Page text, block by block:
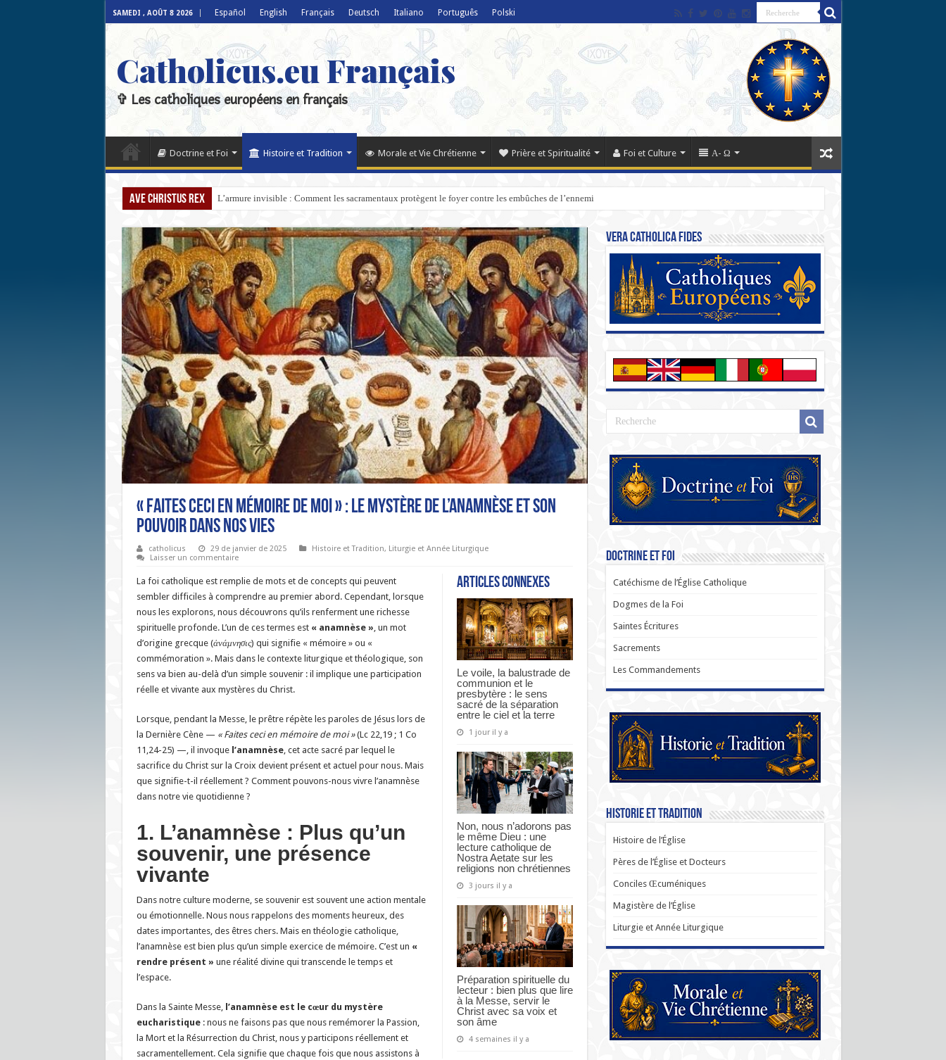
SAMEDI , AOÛT 8 2026 Español English Français Deutsch Italiano Português Polski
Catholicus.eu Français
✞ Les catholiques européens en français
Doctrine et Foi Histoire et Tradition Morale et Vie Chrétienne Prière et Spiritualité Foi et Culture Α- Ω
Ave Christus Rex L’armure invisible : Comment les sacramentaux protègent le foyer contre les embûches de l’ennemi
« Faites ceci en mémoire de moi » : Le mystère de l’anamnèse et son
pouvoir dans nos vies
catholicus 29 de janvier de 2025 Histoire et Tradition, Liturgie et Année Liturgique
Laisser un commentaire
Articles connexes
Le voile, la balustrade de
communion et le
presbytère : le sens
sacré de la séparation
entre le ciel et la terre
1 jour il y a
Non, nous n’adorons pas
le même Dieu : une
lecture catholique de
Nostra Aetate sur les
religions non chrétiennes
3 jours il y a
Préparation spirituelle du
lecteur : bien plus que lire
à la Messe, servir le
Christ avec sa voix et
son âme
4 semaines il y a
La foi catholique est remplie de mots et de concepts qui peuvent
sembler difficiles à comprendre au premier abord. Cependant, lorsque
nous les explorons, nous découvrons qu’ils renferment une richesse
spirituelle profonde. L’un de ces termes est « anamnèse », un mot
d’origine grecque (ἀνάμνησις) qui signifie « mémoire » ou «
commémoration ». Mais dans le contexte liturgique et théologique, son
sens va bien au-delà d’un simple souvenir : il implique une participation
réelle et vivante aux mystères du Christ.
Lorsque, pendant la Messe, le prêtre répète les paroles de Jésus lors de
la Dernière Cène — « Faites ceci en mémoire de moi »(Lc 22,19 ; 1 Co
11,24-25) —, il invoque l’anamnèse, cet acte sacré par lequel le
sacrifice du Christ sur la Croix devient présent et actuel pour nous. Mais
que signifie-t-il réellement ? Comment pouvons-nous vivre l’anamnèse
dans notre vie quotidienne ?
1. L’anamnèse : Plus qu’un
souvenir, une présence
vivante
Dans notre culture moderne, se souvenir est souvent une action mentale
ou émotionnelle. Nous nous rappelons des moments heureux, des
dates importantes, des êtres chers. Mais en théologie catholique,
l’anamnèse est bien plus qu’un simple exercice de mémoire. C’est un «
rendre présent » une réalité divine qui transcende le temps et
l’espace.
Dans la Sainte Messe, l’anamnèse est le cœur du mystère
eucharistique: nous ne faisons pas que nous remémorer la Passion,
la Mort et la Résurrection du Christ, nous y participons réellement et
sacramentellement. Cela signifie que chaque fois que nous assistons à
Vera Catholica Fides
Doctrine et Foi
Catéchisme de l’Église Catholique
Dogmes de la Foi
Saintes Écritures
Sacrements
Les Commandements
Historie et Tradition
Histoire de l’Église
Pères de l’Église et Docteurs
Conciles Œcuméniques
Magistère de l’Église
Liturgie et Année Liturgique